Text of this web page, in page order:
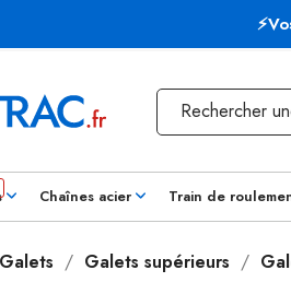
Chaînes acier Train de
Galets Galets supérieurs